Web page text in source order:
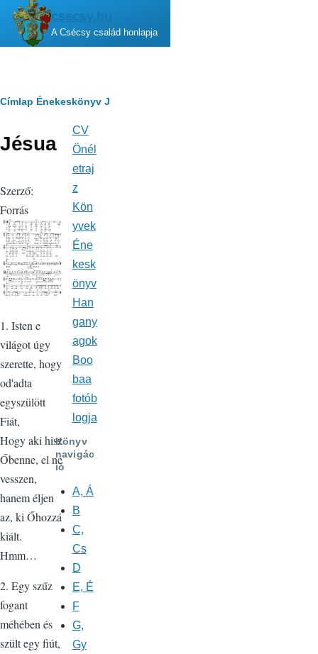
Ugrás a tartalomra
csecsy.hu
A Csécsy család honlapja
Morzsa
Címlap Énekeskönyv J
Jésua
Szerző:
Forrás
1. Isten e
világot úgy
szerette, hogy
od'adta
egyszülött
Fiát,
Hogy aki hisz
Őbenne, el ne
vesszen,
hanem éljen
az, ki Őhozzá
kiált.
Hmm…
2. Egy szűz
fogant
méhében és
szült egy fiút,
navigáció
CV
Önél
etraj
z
Kön
yvek
Éne
kesk
önyv
Han
gany
agok
Boo
baa
fotób
logja
Könyv
navigác
ió
A, Á
B
C,
Cs
D
E, É
F
G,
Gy